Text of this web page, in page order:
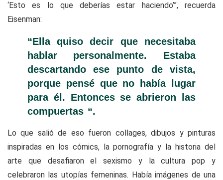
‘Esto es lo que deberías estar haciendo’”, recuerda
Eisenman:
“Ella quiso decir que necesitaba
hablar personalmente. Estaba
descartando ese punto de vista,
porque pensé que no había lugar
para él. Entonces se abrieron las
compuertas “.
Lo que salió de eso fueron collages, dibujos y pinturas
inspiradas en los cómics, la pornografía y la historia del
arte que desafiaron el sexismo y la cultura pop y
celebraron las utopías femeninas. Había imágenes de una